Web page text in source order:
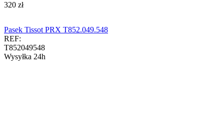
‍320‍ zł
Pasek Tissot PRX T852.049.548
REF:
T852049548
Wysyłka 24h